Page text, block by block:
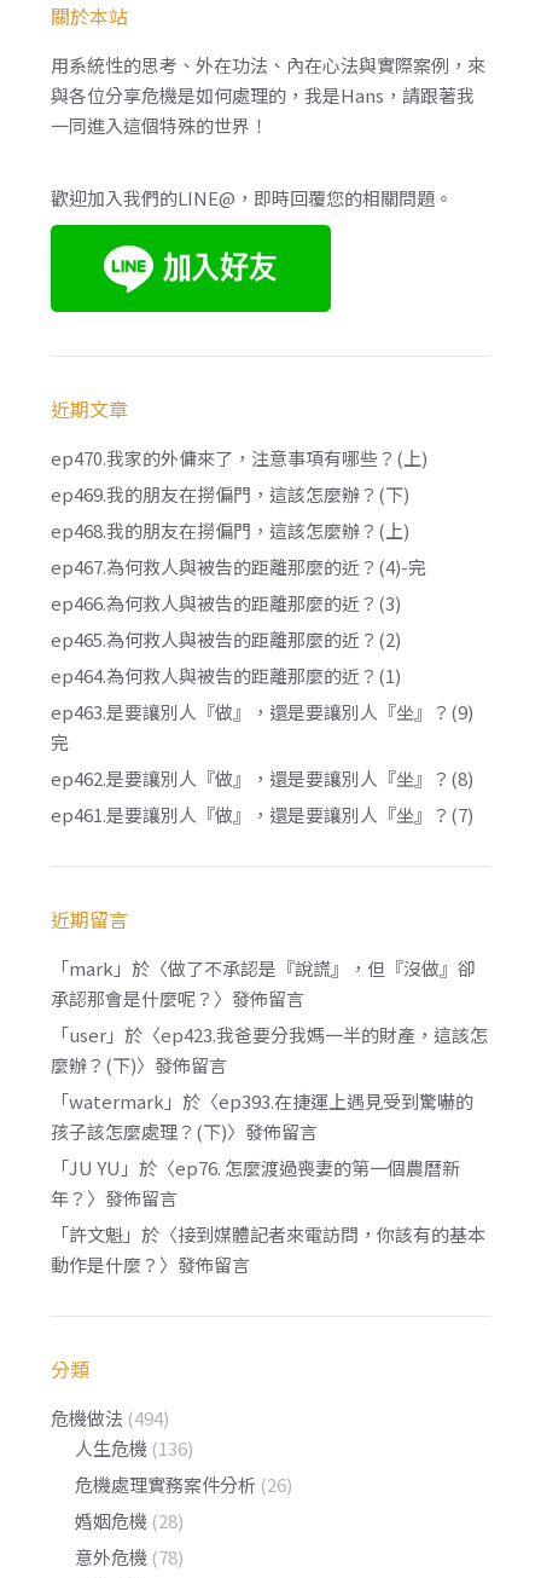
關於本站
用系統性的思考、外在功法、內在心法與實際案例，來
與各位分享危機是如何處理的，我是Hans，請跟著我
一同進入這個特殊的世界！
歡迎加入我們的LINE@，即時回覆您的相關問題。
近期文章
ep470.我家的外傭來了，注意事項有哪些？(上)
ep469.我的朋友在撈偏門，這該怎麼辦？(下)
ep468.我的朋友在撈偏門，這該怎麼辦？(上)
ep467.為何救人與被告的距離那麼的近？(4)-完
ep466.為何救人與被告的距離那麼的近？(3)
ep465.為何救人與被告的距離那麼的近？(2)
ep464.為何救人與被告的距離那麼的近？(1)
ep463.是要讓別人『做』，還是要讓別人『坐』？(9)
完
ep462.是要讓別人『做』，還是要讓別人『坐』？(8)
ep461.是要讓別人『做』，還是要讓別人『坐』？(7)
近期留言
「mark 」於〈做了不承認是『說謊』，但『沒做』卻
承認那會是什麼呢？ 〉發佈留言
「user」於〈ep423.我爸要分我媽一半的財產，這該怎
麼辦？(下)〉發佈留言
「watermark 」於〈ep393.在捷運上遇見受到驚嚇的
孩子該怎麼處理？(下)〉發佈留言
「JU YU 」於〈ep76. 怎麼渡過喪妻的第一個農曆新
年？ 〉發佈留言
「許文魁」於〈接到媒體記者來電訪問，你該有的基本
動作是什麼？ 〉發佈留言
分類
危機做法 (494)
人生危機 (136)
危機處理實務案件分析 (26)
婚姻危機 (28)
意外危機 (78)